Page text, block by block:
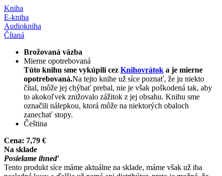
Kniha
E-kniha
Audiokniha
Čítaná
Brožovaná väzba
Mierne opotrebovaná
Túto knihu sme vykúpili cez Knihovrátok a je mierne
opotrebovaná.Na tejto knihe už síce poznať, že ju niekto
čítal, môže jej chýbať prebal, nie je však poškodená tak, aby
to akokoľvek znižovalo zážitok z jej obsahu. Knihu sme
označili nálepkou, ktorá môže na niektorých obaloch
zanechať stopy.
Čeština
Cena: 7,79 €
Na sklade
Posielame ihneď
Tento produkt síce máme aktuálne na sklade, máme však už iba